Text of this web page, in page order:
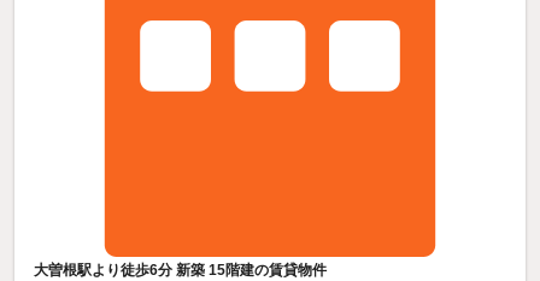
大曽根駅より徒歩6分 新築 15階建の賃貸物件